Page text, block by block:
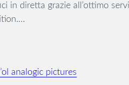
in diretta grazie all’ottimo